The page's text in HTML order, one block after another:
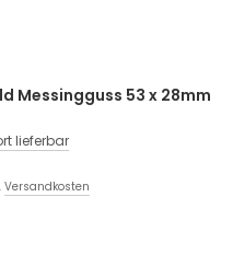
Messingguss 53 x 28mm
lieferbar
Versandkosten